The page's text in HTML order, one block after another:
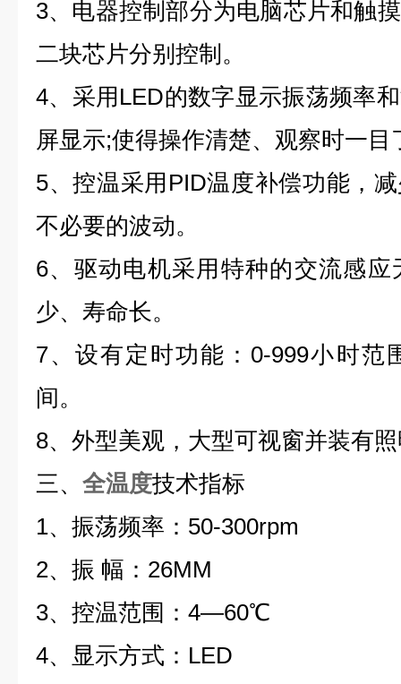
3、电器控制部分为电脑芯片和触
二块芯片分别控制。
4、采用LED的数字显示振荡频率
屏显示;使得操作清楚、观察时一目
5、控温采用PID温度补偿功能，
不必要的波动。
6、驱动电机采用特种的交流感
少、寿命长。
7、设有定时功能：0-999小时范
间。
8、外型美观，大型可视窗并装有
三、 全温度技术指标
1、振荡频率：50-300rpm
2、振 幅：26MM
3、控温范围：4―60℃
4、显示方式：LED